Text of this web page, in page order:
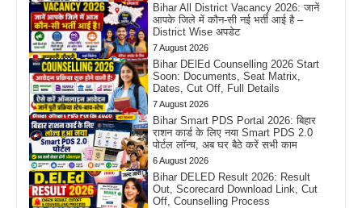
Bihar All District Vacancy 2026: जानें
आपके जिले में कौन-सी नई भर्ती आई है –
District Wise अपडेट
7 August 2026
Bihar DElEd Counselling 2026 Start
Soon: Documents, Seat Matrix,
Dates, Cut Off, Full Details
7 August 2026
Bihar Smart PDS Portal 2026: बिहार
राशन कार्ड के लिए नया Smart PDS 2.0
पोर्टल लॉन्च, अब घर बैठे करें सभी काम
6 August 2026
Bihar DELED Result 2026: Result
Out, Scorecard Download Link, Cut
Off, Counselling Process